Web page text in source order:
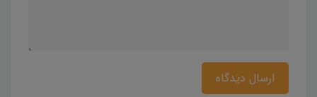
ارسال دیدگاه